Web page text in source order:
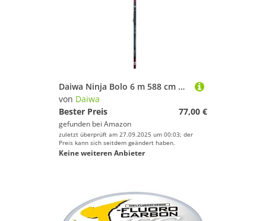
Daiwa Ninja Bolo 6 m 588 cm Bolo Rute Angeln Meer Fluss See Carbon Teleskopische Posen
von Daiwa
Bester Preis
77,00 €
gefunden bei Amazon
zuletzt überprüft am 27.09.2025 um 00:03; der
Preis kann sich seitdem geändert haben.
Keine weiteren Anbieter